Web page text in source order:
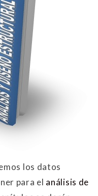
los datos
para el análisis de